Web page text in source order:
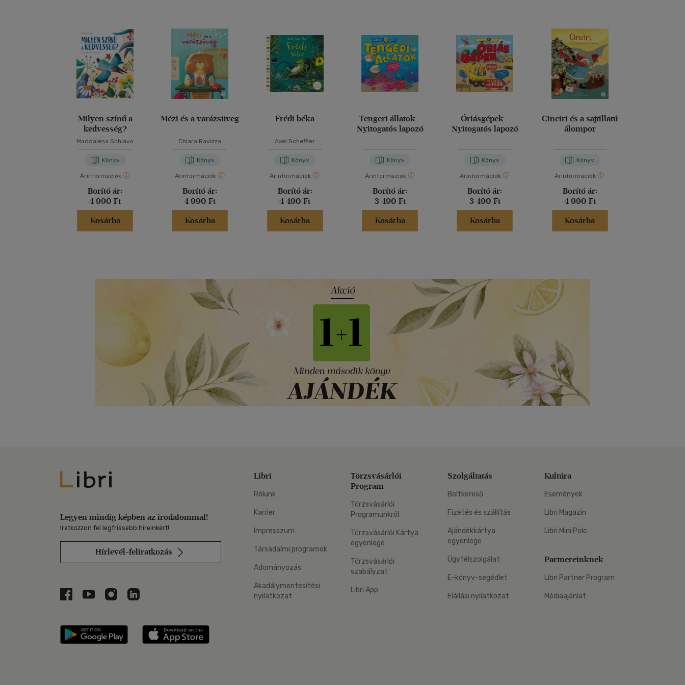
Milyen színű a
kedvesség?
Maddalena Schiavo
Könyv
Árinformációk
Borító ár:
4 990 Ft
Kosárba
Mézi és a varázsüveg
Chiara Ravizza
Könyv
Árinformációk
Borító ár:
4 990 Ft
Kosárba
Frédi béka
Axel Scheffler
Könyv
Árinformációk
Borító ár:
4 490 Ft
Kosárba
Tengeri állatok -
Nyitogatós lapozó
Könyv
Árinformációk
Borító ár:
3 490 Ft
Kosárba
Óriásgépek -
Nyitogatós lapozó
Könyv
Árinformációk
Borító ár:
3 490 Ft
Kosárba
Cinciri és a sajtillatú
álompor
Könyv
Árinformációk
Borító ár:
4 990 Ft
Kosárba
Libri
Legyen mindig képben az irodalommal!
Iratkozzon fel legfrissebb híreinkért!
Hírlevél-feliratkozás
Libri a Facebookon
Libri a Youtube-on
Libri az Instagramon
Libri a LinkedInen
Libri applikáció Szerezd meg: Google Play
Libri
Rólunk
Karrier
Impresszum
Társadalmi programok
Adományozás
Akadálymentesítési
nyilatkozat
Törzsvásárlói
Program
Törzsvásárlói
Programunkról
Törzsvásárlói Kártya
egyenlege
Törzsvásárlói
szabályzat
Libri App
Szolgáltatás
Boltkereső
Fizetés és szállítás
Ajándékkártya
egyenlege
Ügyfélszolgálat
E-könyv-segédlet
Elállási nyilatkozat
Kultúra
Események
Libri Magazin
Libri Mini Polc
Partnereinknek
Libri Partner Program
Médiaajánlat